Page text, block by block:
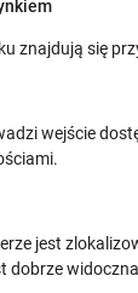
znajdują się
wejście
jest
dobrze